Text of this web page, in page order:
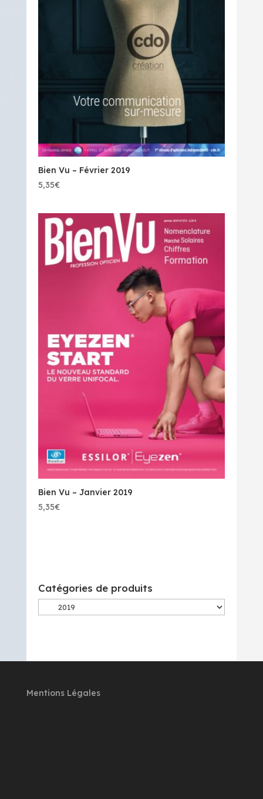
Bien Vu – Février 2019
5,35€
Bien Vu – Janvier 2019
5,35€
Catégories de produits
Mentions Légales